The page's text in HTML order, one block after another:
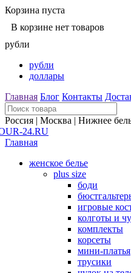
Корзина пуста
В корзине нет товаров
рубли
рубли
доллары
Главная Блог Контакты
Россия | Москва | Нижнее
Главная
женское белье
plus size
боди
игровые
колготы и
комплекты
корсеты
мини-платья
трусики